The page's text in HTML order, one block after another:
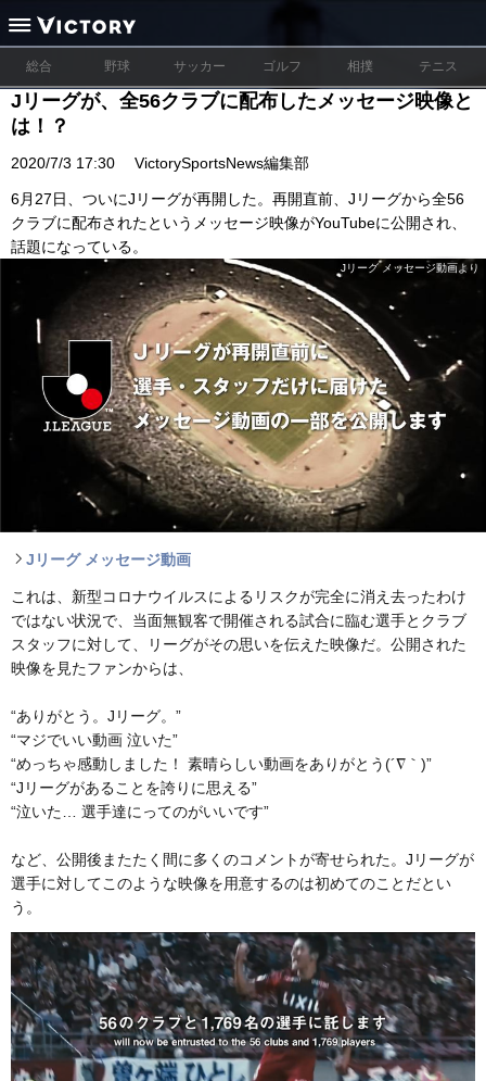
総合 野球 サッカー ゴルフ 相撲 テニス
Jリーグが、全56クラブに配布したメッセージ映像と
は！？
2020/7/3 17:30 VictorySportsNews編集部
6月27日、ついにJリーグが再開した。再開直前、Jリーグから全56
クラブに配布されたというメッセージ映像がYouTubeに公開され、
話題になっている。
Jリーグ メッセージ動画より
Jリーグ メッセージ動画
これは、新型コロナウイルスによるリスクが完全に消え去ったわけ
ではない状況で、当面無観客で開催される試合に臨む選手とクラブ
スタッフに対して、リーグがその思いを伝えた映像だ。公開された
映像を見たファンからは、
“ありがとう。Jリーグ。”
“マジでいい動画 泣いた”
“めっちゃ感動しました！ 素晴らしい動画をありがとう(´∇｀)”
“Jリーグがあることを誇りに思える”
“泣いた… 選手達にってのがいいです”
など、公開後またたく間に多くのコメントが寄せられた。Jリーグが
選手に対してこのような映像を用意するのは初めてのことだとい
う。